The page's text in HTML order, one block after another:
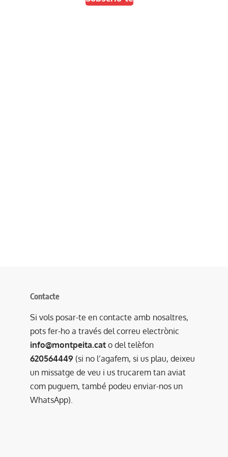
Contacte
Si vols posar-te en contacte amb nosaltres,
pots fer-ho a través del correu electrònic
info@montpeita.cat o del telèfon
620564449 (si no l’agafem, si us plau, deixeu
un missatge de veu i us trucarem tan aviat
com puguem, també podeu enviar-nos un
WhatsApp).